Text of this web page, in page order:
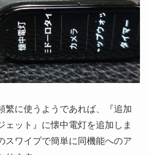
繁に使うようであれば、『追加
ット』に懐中電灯を追加しま
スワイプで簡単に同機能へのア